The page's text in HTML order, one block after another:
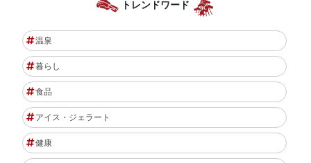
トレンドワード
温泉
暮らし
食品
アイス・ジェラート
健康